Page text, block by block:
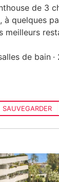
de 3
à quelques
meilleurs
de bain
SAUVEGARDER